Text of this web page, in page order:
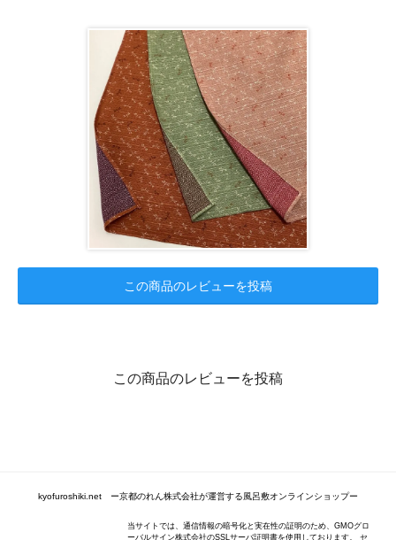
この商品のレビューを投稿
この商品のレビューを投稿
kyofuroshiki.net ー京都のれん株式会社が運営する風呂敷オンラインショップー
当サイトでは、通信情報の暗号化と実在性の証明のため、GMOグロ
ーバルサイン株式会社のSSLサーバ証明書を使用しております。 セ